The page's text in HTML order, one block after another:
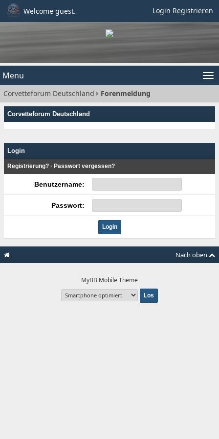
Welcome guest. Login Registrieren
Menu
Corvetteforum Deutschland Forenmeldung
Corvetteforum Deutschland
Login
Registrierung? · Passwort vergessen?
Benutzername:
Passwort:
Nach oben
MyBB Mobile Theme